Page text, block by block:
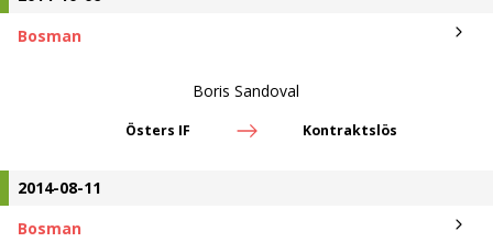
Bosman
Boris Sandoval
Östers IF Kontraktslös
2014-08-11
Bosman